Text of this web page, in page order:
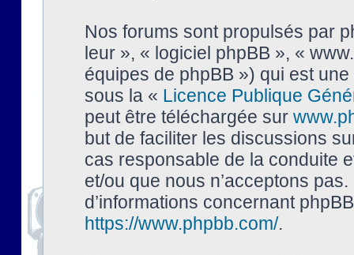
Nos forums sont propulsés par
leur », « logiciel phpBB », «
équipes de phpBB ») qui est
sous la « Licence Publique
peut être téléchargée sur
but de faciliter les discussions
cas responsable de la conduite
et/ou que nous n’acceptons
d’informations concernant
https://www.phpbb.com/.